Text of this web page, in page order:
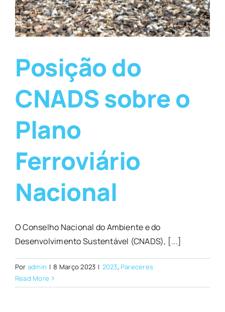
Posição do
CNADS sobre o
Plano
Ferroviário
Nacional
O Conselho Nacional do Ambiente e do
Desenvolvimento Sustentável (CNADS), [...]
Por admin | 8 Março 2023 | 2023, Pareceres
Read More